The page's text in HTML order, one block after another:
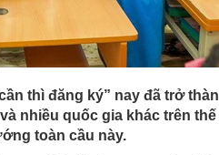
không rút điện ấm siêu tốc trước khi
thì đăng ký” nay đã trở
nhiều quốc gia khác trên
toàn cầu này.